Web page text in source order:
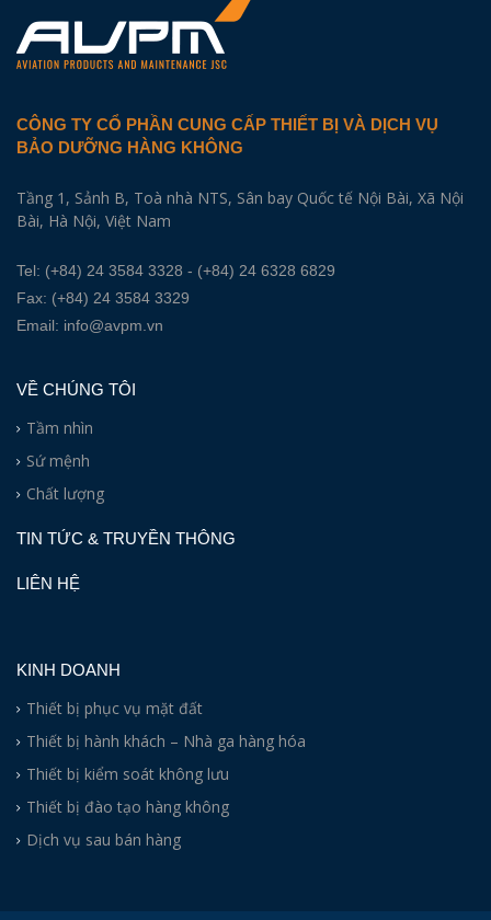
CÔNG TY CỔ PHẦN CUNG CẤP THIẾT BỊ VÀ DỊCH VỤ
BẢO DƯỠNG HÀNG KHÔNG
Tầng 1, Sảnh B, Toà nhà NTS, Sân bay Quốc tế Nội Bài, Xã Nội
Bài, Hà Nội, Việt Nam
Tel: (+84) 24 3584 3328 - (+84) 24 6328 6829
Fax: (+84) 24 3584 3329
Email: info@avpm.vn
VỀ CHÚNG TÔI
Tầm nhìn
Sứ mệnh
Chất lượng
TIN TỨC & TRUYỀN THÔNG
LIÊN HỆ
KINH DOANH
Thiết bị phục vụ mặt đất
Thiết bị hành khách – Nhà ga hàng hóa
Thiết bị kiểm soát không lưu
Thiết bị đào tạo hàng không
Dịch vụ sau bán hàng